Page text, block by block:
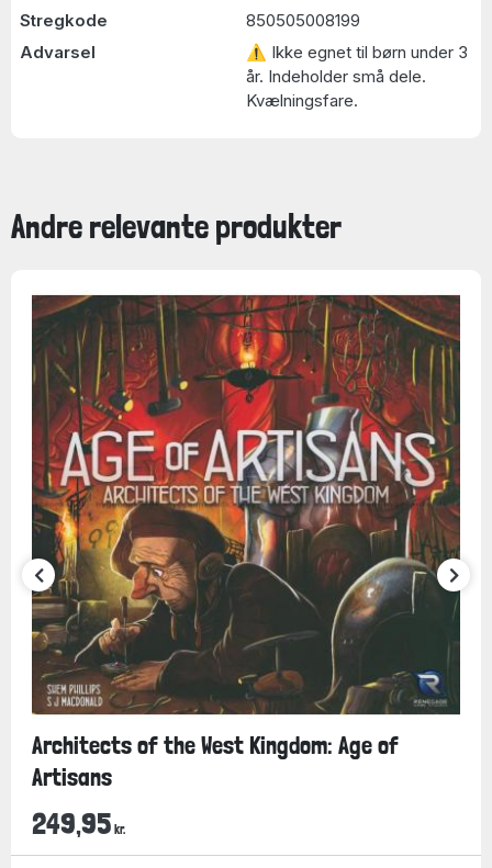
Stregkode
850505008199
Advarsel
⚠ Ikke egnet til børn under 3
år. Indeholder små dele.
Kvælningsfare.
Andre relevante produkter
Architects of the West Kingdom: Age of
Artisans
249,95 kr.